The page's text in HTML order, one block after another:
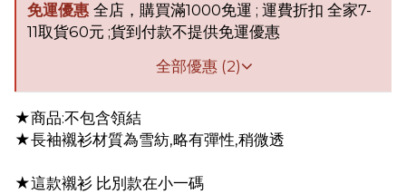
免運優惠 全店，購買滿1000免運 ; 運費折扣 全家7-
11取貨60元 ;貨到付款不提供免運優惠
全部優惠 (2)
★商品:不包含領結
★長袖襯衫材質為雪紡,略有彈性,稍微透
★這款襯衫 比別款在小一碼